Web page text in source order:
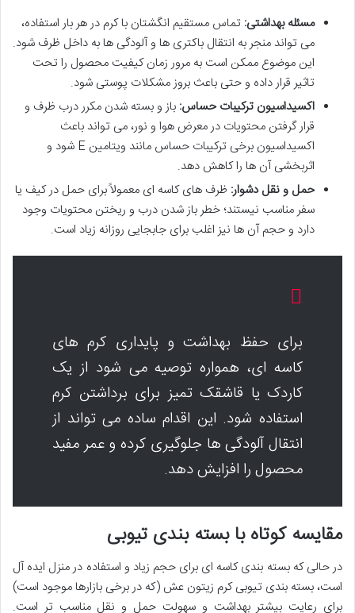
مسئله بهداشتی: تماس مستقیم انگشتان با کرم در هر بار استفاده،
می تواند منجر به انتقال باکتری ها و آلودگی ها به داخل ظرف شود.
این موضوع ممکن است به مرور زمان کیفیت محصول را تحت
تاثیر قرار داده و حتی باعث بروز مشکلات پوستی شود.
اکسیداسیون ترکیبات حساس: باز و بسته شدن مکرر درب ظرف و
قرار گرفتن محتویات در معرض هوا و نور، می تواند باعث
اکسیداسیون برخی ترکیبات حساس مانند ویتامین E شود و
اثربخشی آن ها را کاهش دهد.
حمل و نقل دشوار: ظرف های کاسه ای معمولاً برای حمل در کیف یا
سفر مناسب نیستند؛ خطر باز شدن درب و ریختن محتویات وجود
دارد و حجم آن ها نیز اغلب برای جابجایی روزانه زیاد است.
برای حفظ بهداشت و پایداری کرم های
کاسه ای، همواره توصیه می شود از یک
کاردک یا قاشقک تمیز برای برداشتن کرم
استفاده شود. این اقدام ساده می تواند از
انتقال آلودگی ها جلوگیری کرده و عمر مفید
محصول را افزایش دهد.
مقایسه کوتاه با بسته بندی تیوبی
در حالی که بسته بندی کاسه ای برای حجم زیاد و استفاده در منزل ایده آل
است، بسته بندی تیوبی کرم زیتون عش (که در برخی بازارها موجود است)
برای رعایت بیشتر بهداشت و سهولت حمل و نقل مناسب تر است.